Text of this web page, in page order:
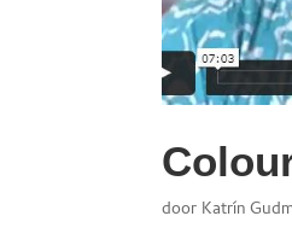
door Katrín